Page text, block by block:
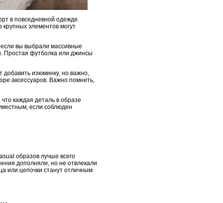
в повседневной одежде.
элементов могут
вы выбрали массивные
Простая футболка или джинсы
изюминку, но важно,
аксессуаров. Важно помнить,
каждая деталь в образе
если соблюден
образов лучше всего
дополняли, но не отвлекали
или цепочки станут отличным